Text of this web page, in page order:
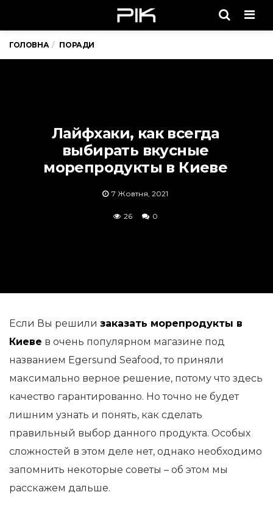
ГОЛОВНА ПОРАДИ
Лайфхаки, как всегда
выбирать вкусные
морепродукты в Киеве
7 Жовтня, 2021
26 0
Если Вы решили заказать морепродукты в
Киеве в очень популярном магазине под
названием Egersund Seafood, то приняли
максимально верное решение, потому что здесь
качество гарантированно. Но точно не будет
лишним узнать и понять, как сделать
правильный выбор данного продукта. Особых
сложностей в этом деле нет, однако необходимо
запомнить некоторые советы – об этом мы
расскажем дальше.